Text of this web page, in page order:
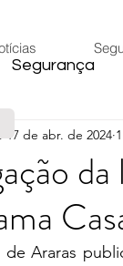
Segurança
Eleições
17 de abr. de 2024
de Araras